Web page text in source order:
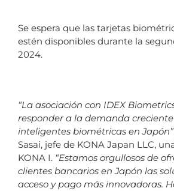
Se espera que las tarjetas
estén disponibles durante la
2024.
“La asociación con IDEX
responder a la demanda
inteligentes biométricas en Japón”
Sasai, jefe de KONA Japan LLC,
KONA I. “Estamos orgullosos de
clientes bancarios en Japón las
acceso y pago más innovadoras.